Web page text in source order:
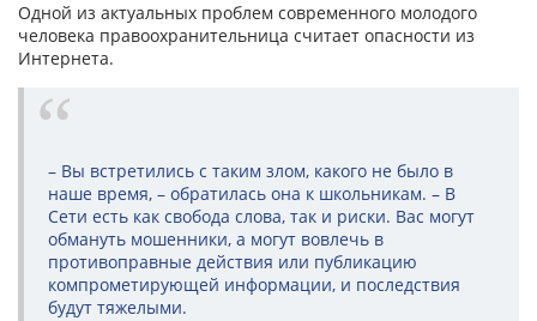
Одной из актуальных проблем современного молодого
человека правоохранительница считает опасности из
Интернета.
– Вы встретились с таким злом, какого не было в
наше время, – обратилась она к школьникам. – В
Сети есть как свобода слова, так и риски. Вас могут
обмануть мошенники, а могут вовлечь в
противоправные действия или публикацию
компрометирующей информации, и последствия
будут тяжелыми.